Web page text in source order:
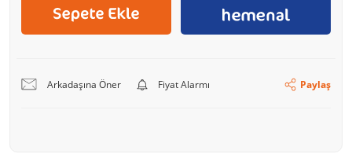
Arkadaşına Öner Fiyat Alarmı Paylaş